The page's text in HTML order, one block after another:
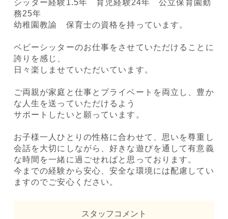
シッター経験1.5年 育児経験24年 公立保育園勤
務25年
幼稚園教諭 保育士の資格を持っています。
ベビーシッターのお仕事をさせていただけることに
誇りを感じ、
日々楽しませていただいています。
ご両親が家庭と仕事とプライベートを両立し、豊か
な人生を送っていただけるよう
サポートしたいと願っています。
お子様一人ひとりの性格に合わせて、思いを尊重し
会話を大切にしながら、好きな遊びを通して有意義
な時間を一緒に過ごせればと思っております。
今までの経験から安心、安全な環境には配慮してい
ますのでご安心ください。
スタッフコメント